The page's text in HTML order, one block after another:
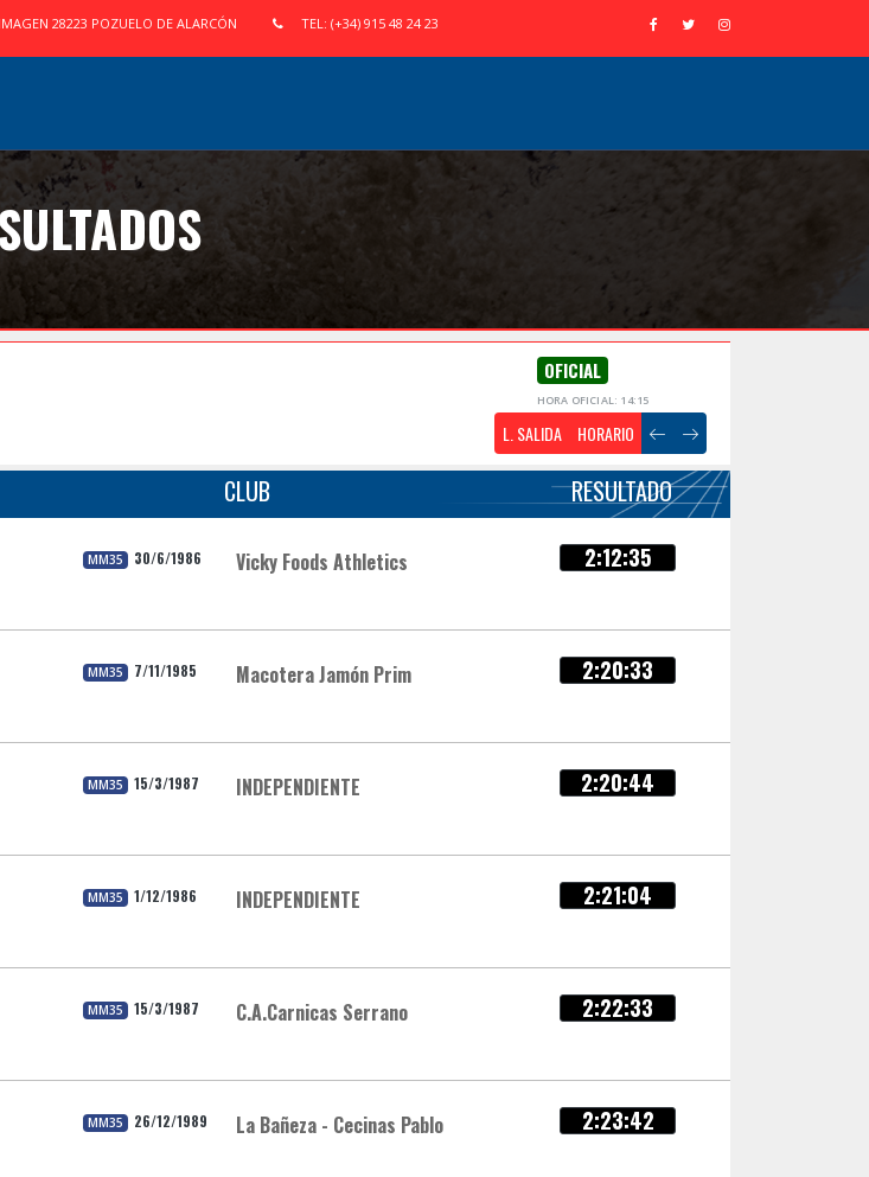
28223 POZUELO DE ALARCÓN TEL: (+34) 915 48 24 23
OFICIAL
HORA OFICIAL: 14:15
L. SALIDA HORARIO
CLUB RESULTADO
MM35 30/6/1986 Vicky Foods Athletics 2:12:35
MM35 7/11/1985 Macotera Jamón Prim 2:20:33
MM35 15/3/1987 INDEPENDIENTE 2:20:44
MM35 1/12/1986 INDEPENDIENTE 2:21:04
MM35 15/3/1987 C.A.Carnicas Serrano 2:22:33
MM35 26/12/1989 La Bañeza - Cecinas Pablo 2:23:42